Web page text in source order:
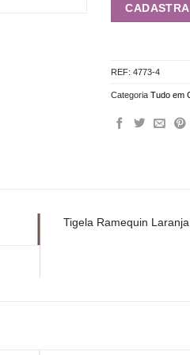
REF:4773-4
CategoriaTudo em
Tigela Ramequin